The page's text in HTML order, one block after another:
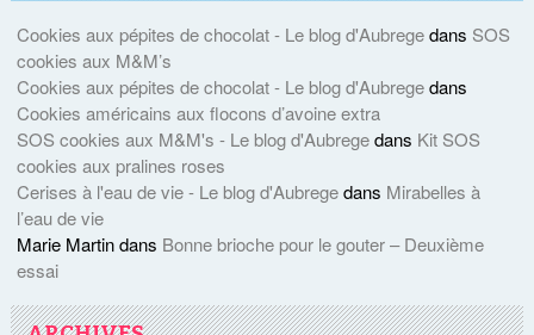
Cookies aux pépites de chocolat - Le blog d'Aubregedans SOS
cookies aux M&M’s
Cookies aux pépites de chocolat - Le blog d'Aubregedans
Cookies américains aux flocons d’avoine extra
SOS cookies aux M&M's - Le blog d'Aubregedans Kit SOS
cookies aux pralines roses
Cerises à l'eau de vie - Le blog d'Aubregedans Mirabelles à
l’eau de vie
Marie Martindans Bonne brioche pour le gouter – Deuxième
essai